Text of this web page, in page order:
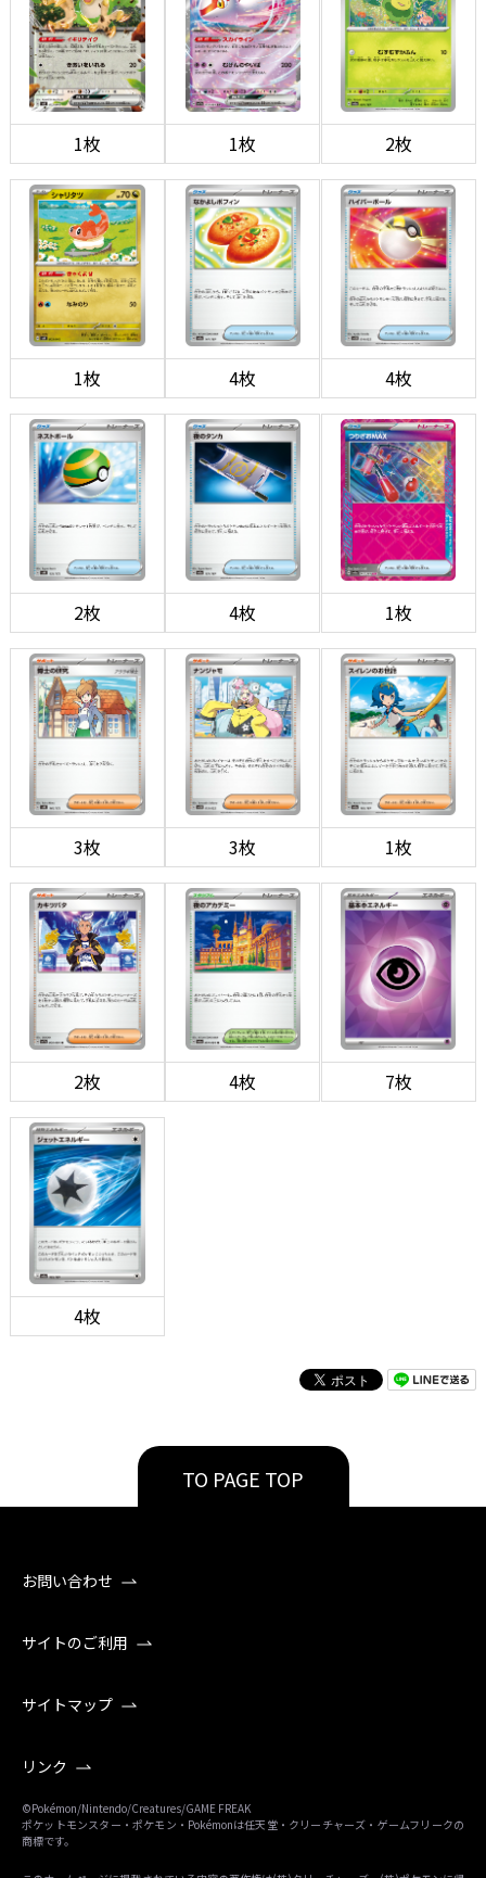
1枚 1枚 2枚
1枚 4枚 4枚
2枚 4枚 1枚
3枚 3枚 1枚
2枚 4枚 7枚
4枚
TO PAGE TOP
お問い合わせ
サイトのご利用
サイトマップ
リンク
©Pokémon/Nintendo/Creatures/GAME FREAK
ポケットモンスター・ポケモン・Pokémonは任天堂・クリーチャーズ・ゲームフリークの
商標です。